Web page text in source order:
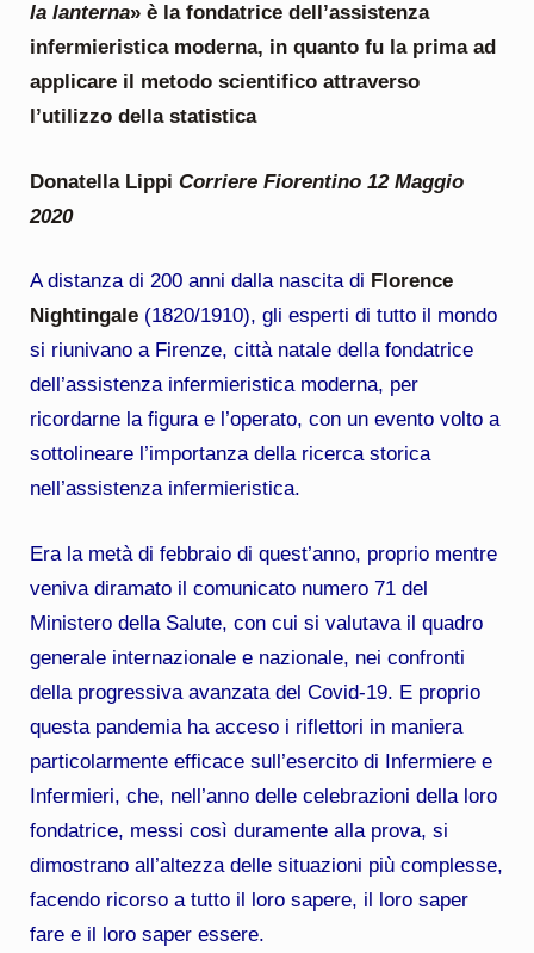
la lanterna» è la fondatrice dell’assistenza
infermieristica moderna, in quanto fu la prima ad
applicare il metodo scientifico attraverso
l’utilizzo della statistica
Donatella Lippi Corriere Fiorentino 12 Maggio
2020
A distanza di 200 anni dalla nascita di Florence
Nightingale(1820/1910), gli esperti di tutto il mondo
si riunivano a Firenze, città natale della fondatrice
dell’assistenza infermieristica moderna, per
ricordarne la figura e l’operato, con un evento volto a
sottolineare l’importanza della ricerca storica
nell’assistenza infermieristica.
Era la metà di febbraio di quest’anno, proprio mentre
veniva diramato il comunicato numero 71 del
Ministero della Salute, con cui si valutava il quadro
generale internazionale e nazionale, nei confronti
della progressiva avanzata del Covid-19. E proprio
questa pandemia ha acceso i riflettori in maniera
particolarmente efficace sull’esercito di Infermiere e
Infermieri, che, nell’anno delle celebrazioni della loro
fondatrice, messi così duramente alla prova, si
dimostrano all’altezza delle situazioni più complesse,
facendo ricorso a tutto il loro sapere, il loro saper
fare e il loro saper essere.